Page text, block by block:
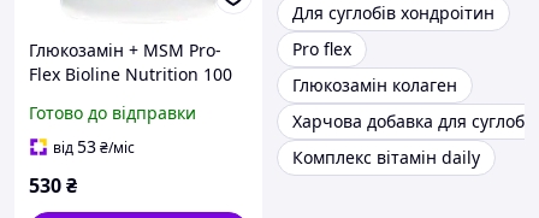
Глюкозамін + MSM Pro-
Flex Bioline Nutrition 100
Готово до відправки
від53₴/міс
530₴
Для суглобів хондроітин
Pro flex
Глюкозамін колаген
Харчова добавка для суглобів
Комплекс вітамін daily